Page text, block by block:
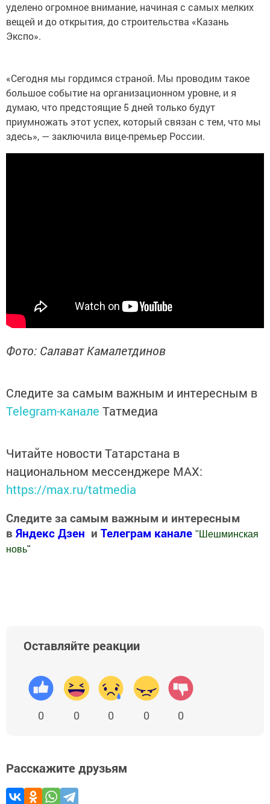
уделено огромное внимание, начиная с самых мелких
вещей и до открытия, до строительства «Казань
Экспо».
«Сегодня мы гордимся страной. Мы проводим такое
большое событие на организационном уровне, и я
думаю, что предстоящие 5 дней только будут
приумножать этот успех, который связан с тем, что мы
здесь», — заключила вице-премьер России.
Фото: Салават Камалетдинов
Следите за самым важным и интересным в
Telegram-канале Татмедиа
Читайте новости Татарстана в
национальном мессенджере MАХ:
https://max.ru/tatmedia
Следите за самым важным и интересным
в Яндекс Дзен и Телеграм канале " Шешминская
новь"
Оставляйте реакции
0 0 0 0 0
Расскажите друзьям